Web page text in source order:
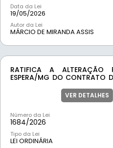
Data da Lei
19/05/2026
Autor da Lei
MÁRCIO DE MIRANDA ASSIS
RATIFICA A ALTERAÇÃO
ESPERA/MG DO CONTRATO
DO ALTO PARAOPEBAVER DETALHES
Número da Lei
1684/2026
Tipo da Lei
LEI ORDINÁRIA